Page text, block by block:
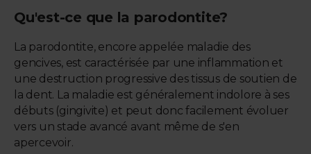
Qu'est-ce que la parodontite?
La parodontite, encore appelée maladie des
gencives, est caractérisée par une inflammation et
une destruction progressive des tissus de soutien de
la dent. La maladie est généralement indolore à ses
débuts (gingivite) et peut donc facilement évoluer
vers un stade avancé avant même de s'en
apercevoir.